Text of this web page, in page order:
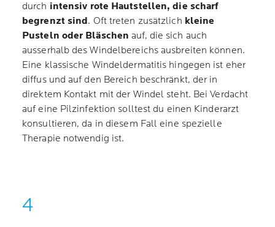
durch intensiv rote Hautstellen, die scharf
begrenzt sind. Oft treten zusätzlich kleine
Pusteln oder Bläschen auf, die sich auch
ausserhalb des Windelbereichs ausbreiten können.
Eine klassische Windeldermatitis hingegen ist eher
diffus und auf den Bereich beschränkt, der in
direktem Kontakt mit der Windel steht. Bei Verdacht
auf eine Pilzinfektion solltest du einen Kinderarzt
konsultieren, da in diesem Fall eine spezielle
Therapie notwendig ist.